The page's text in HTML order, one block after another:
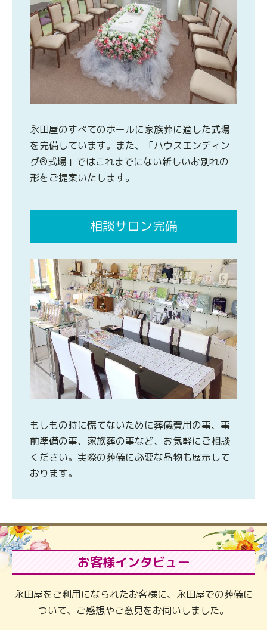
永田屋のすべてのホールに家族葬に適した式場
を完備しています。また、「ハウスエンディン
グ®式場」ではこれまでにない新しいお別れの
形をご提案いたします。
相談サロン完備
もしもの時に慌てないために葬儀費用の事、事
前準備の事、家族葬の事など、お気軽にご相談
ください。実際の葬儀に必要な品物も展示して
おります。
お客様インタビュー
永田屋をご利用になられたお客様に、永田屋での葬儀に
ついて、ご感想やご意見をお伺いしました。